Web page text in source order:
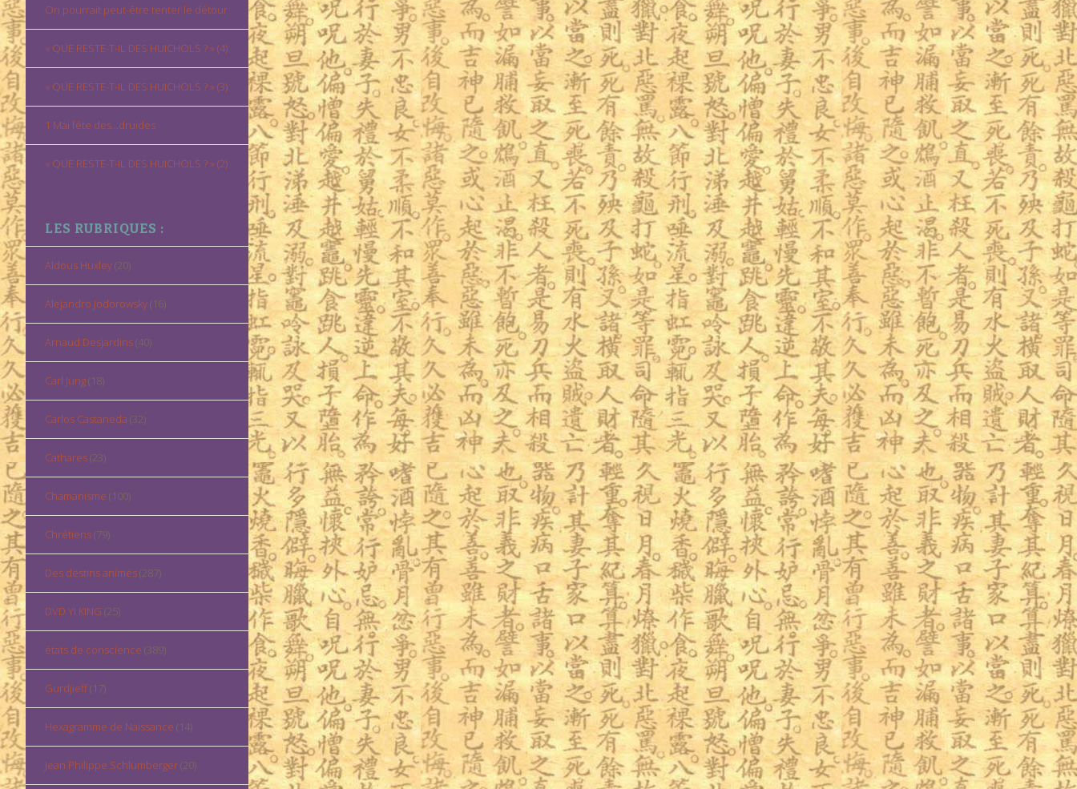
On pourrait peut-être tenter le détour
« QUE RESTE-T-IL DES HUICHOLS ? » (4)
« QUE RESTE-T-IL DES HUICHOLS ? » (3)
1 Mai fête des…druides
« QUE RESTE-T-IL DES HUICHOLS ? » (2)
LES RUBRIQUES :
Aldous Huxley(20)
Alejandro Jodorowsky(16)
Arnaud Desjardins(40)
Carl Jung(18)
Carlos Castaneda (32)
Cathares(23)
Chamanisme (100)
Chrétiens(79)
Des destins animés(287)
DVD YI KING (25)
états de conscience (389)
Gurdjieff(17)
Hexagramme de Naissance (14)
Jean Philippe Schlumberger(20)